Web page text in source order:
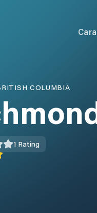
COLUMBIA
1 Rating